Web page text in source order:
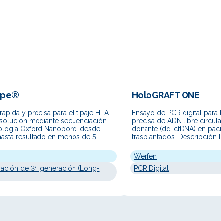
y precisa para el tipaje HLA
mediante secuenciación
Oxford Nanopore, desde
resultado en menos de 5
integral de Werfen para el tipaje
resolución basada en tecnología
por nanoporo (Oxford
Diseñada para
de 3ª generación (Long-
HoloGRAFT ONE
Ensayo de PCR digital para
precisa de ADN libre
donante (dd-cfDNA) en
trasplantados. Descripción
(dPCR) desarrollado por
detección y cuantificación
circulante derivado del
derived cell-free DNA, dd-
Werfen
PCR Digital